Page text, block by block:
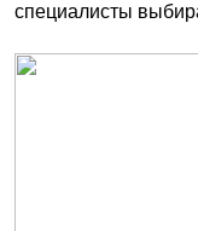
специалисты